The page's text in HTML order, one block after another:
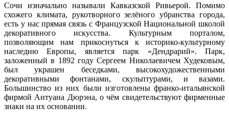
Сочи изначально называли Кавказской Ривьерой. Помимо
схожего климата, рукотворного зелёного убранства города,
есть у нас прямая связь с Французской Национальной школой
декоративного искусства. Культурным порталом,
позволяющим нам прикоснуться к историко-культурному
наследию Европы, является парк «Дендрарий». Парк,
заложенный в 1892 году Сергеем Николаевичем Худековым,
был украшен беседками, высокохудожественными
декоративными фонтанами, скульптурами, и вазами.
Большинство из них были изготовлены франко-итальянской
фирмой Антуана Дюрэна, о чём свидетельствуют фирменные
знаки на их основании.